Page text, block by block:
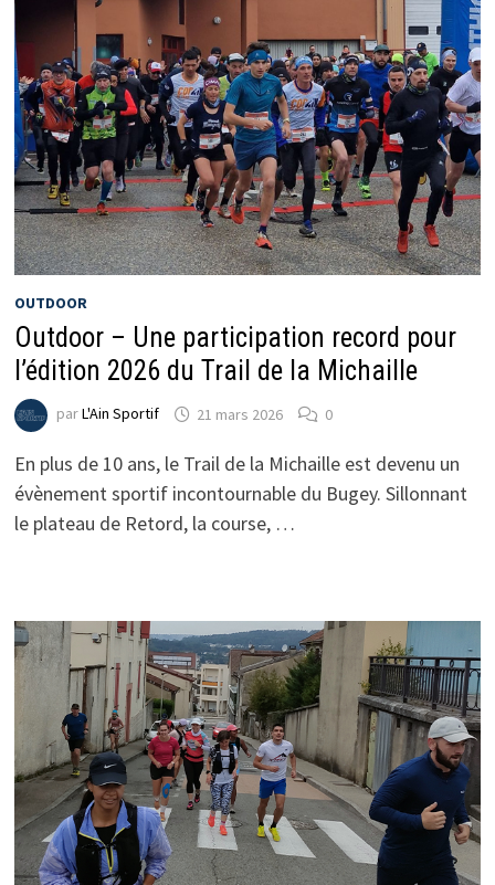
OUTDOOR
Outdoor – Une participation record pour
l’édition 2026 du Trail de la Michaille
parL'Ain Sportif 21 mars 2026 0
En plus de 10 ans, le Trail de la Michaille est devenu un
évènement sportif incontournable du Bugey. Sillonnant
le plateau de Retord, la course, …